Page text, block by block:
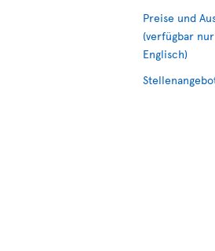
Preise und
(verfügbar
Englisch)